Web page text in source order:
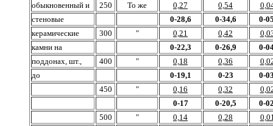
обыкновенный и
250 То же 0,27 0,54
стеновые
0-28,6 0-34,6
0-
керамические
300 " 0,21 0,42
камни на
0-22,3 0-26,9
0-
поддонах, шт.,
400 " 0,18 0,36
до
0-19,1 0-23
0-
450
" 0,16 0,32
0-17
0-20,5
0-
500
" 0,14 0,28